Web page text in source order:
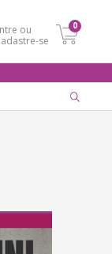
ou
se
0